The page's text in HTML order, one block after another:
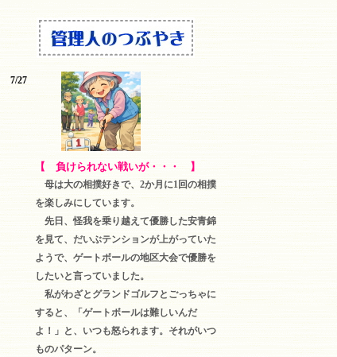
7/27
【 負けられない戦いが・・・ 】
母は大の相撲好きで、2か月に1回の相撲
を楽しみにしています。
先日、怪我を乗り越えて優勝した安青錦
を見て、だいぶテンションが上がっていた
ようで、ゲートボールの地区大会で優勝を
したいと言っていました。
私がわざとグランドゴルフとごっちゃに
すると、「ゲートボールは難しいんだ
よ！」と、いつも怒られます。それがいつ
ものパターン。